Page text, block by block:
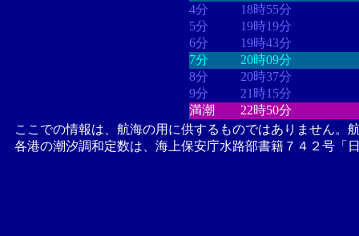
4分
18時55分
5分
19時19分
6分
19時43分
7分
20時09分
8分
20時37分
9分
21時15分
満潮
22時50分
ここでの情報は、航海の用に供するものではありません。
各港の潮汐調和定数は、海上保安庁水路部書籍７４２号「